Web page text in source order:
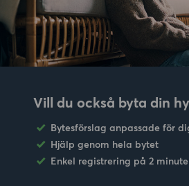
Vill du också byta din
Bytesförslag anpassade för
Hjälp genom hela bytet
Enkel registrering på 2